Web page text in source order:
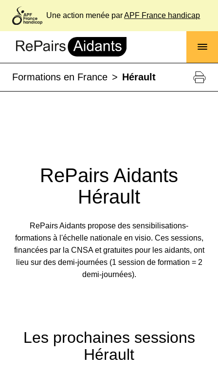
Une action menée parAPF France handicap
Formations en France > Hérault
RePairs Aidants
Hérault
RePairs Aidants propose des sensibilisations-
formations à l'échelle nationale en visio. Ces sessions,
financées par la CNSA et gratuites pour les aidants, ont
lieu sur des demi-journées (1 session de formation = 2
demi-journées).
Les prochaines sessions
Hérault